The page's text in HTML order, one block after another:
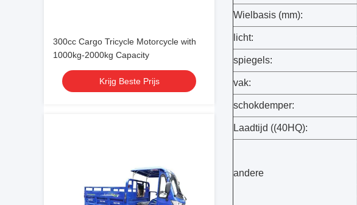
300cc Cargo Tricycle Motorcycle with
1000kg-2000kg Capacity
Krijg Beste Prijs
Wielbasis (mm):
licht:
spiegels:
vak:
schokdemper:
Laadtijd ((40HQ):
andere